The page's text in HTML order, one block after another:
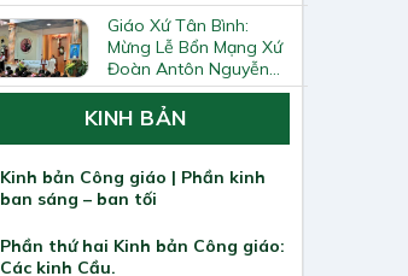
Giáo Xứ Tân Bình:
Mừng Lễ Bổn Mạng Xứ
Đoàn Antôn Nguyễn
Tiến Đích Và Bế Giảng
Năm Học Giáo Lý
KINH BẢN
Kinh bản Công giáo | Phần kinh
ban sáng – ban tối
Phần thứ hai Kinh bản Công giáo:
Các kinh Cầu.